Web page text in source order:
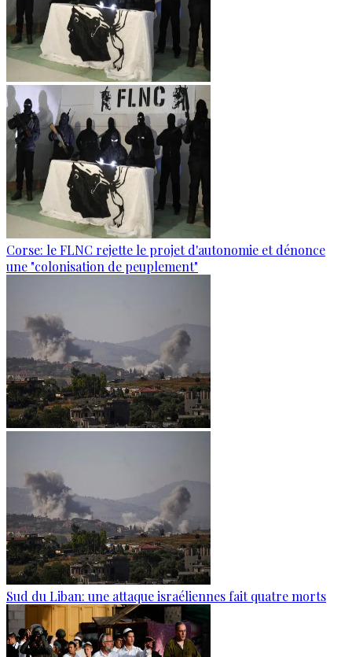
Corse: le FLNC rejette le projet d'autonomie et dénonce
une "colonisation de peuplement"
Sud du Liban: une attaque israéliennes fait quatre morts